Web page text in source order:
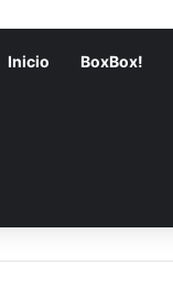
Inicio BoxBox!